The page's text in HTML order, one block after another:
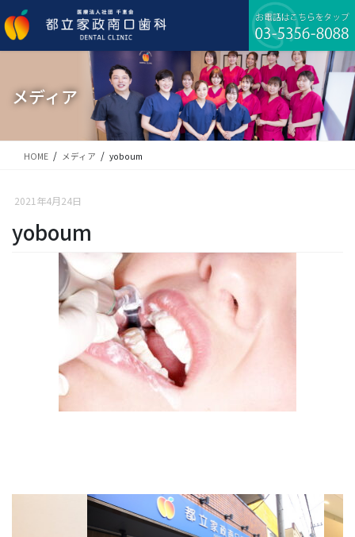
ン
テ
ビ
ゲ
移
メディア
HOME メディア yoboum
2021年4月24日
yoboum